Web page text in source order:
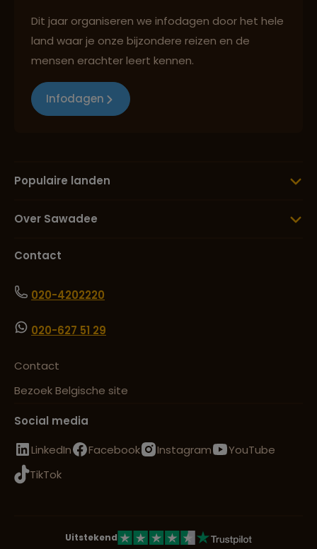
Dit jaar organiseren we infodagen door het hele
land waar je onze bijzondere reizen en de
mensen erachter leert kennen.
Infodagen
Populaire landen
Over Sawadee
Contact
020-4202220
020-627 51 29
Contact
Bezoek Belgische site
Social media
LinkedIn
Facebook Instagram
YouTube
TikTok
Uitstekend